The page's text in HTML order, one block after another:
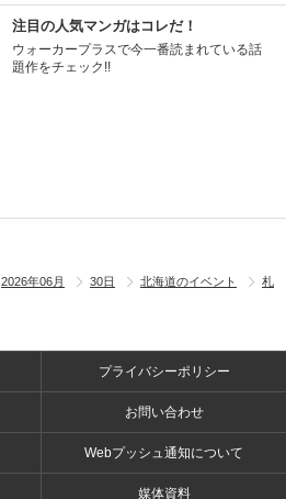
注目の人気マンガはコレだ！
ウォーカープラスで今一番読まれている話
題作をチェック!!
2026年06月 30日 北海道のイベント
札
プライバシーポリシー
お問い合わせ
Webプッシュ通知について
媒体資料